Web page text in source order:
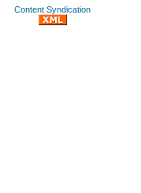
Content Syndication